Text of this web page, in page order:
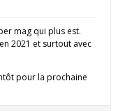
mag qui plus est.
2021 et surtout avec
pour la prochaine